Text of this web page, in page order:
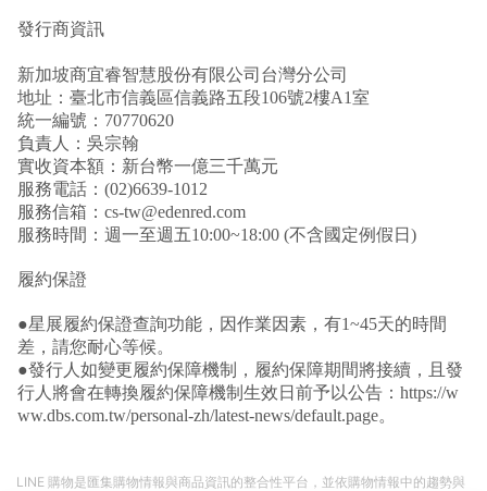
發行商資訊
新加坡商宜睿智慧股份有限公司台灣分公司
地址：臺北市信義區信義路五段106號2樓A1室
統一編號：70770620
負責人：吳宗翰
實收資本額：新台幣一億三千萬元
服務電話：(02)6639-1012
服務信箱：cs-tw@edenred.com
服務時間：週一至週五10:00~18:00 (不含國定例假日)
履約保證
●星展履約保證查詢功能，因作業因素，有1~45天的時間
差，請您耐心等候。
●發行人如變更履約保障機制，履約保障期間將接續，且發
行人將會在轉換履約保障機制生效日前予以公告： https://w
ww.dbs.com.tw/personal-zh/latest-news/default.page。
LINE 購物是匯集購物情報與商品資訊的整合性平台，並依購物情報中的趨勢與